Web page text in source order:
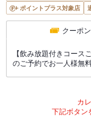
ポイントプラス対象店
クーポン
【飲み放題付きコース
のご予約でお一人様無
カ
下記ボタン